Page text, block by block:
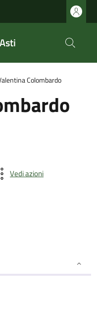
Colombardo
Vedi azioni